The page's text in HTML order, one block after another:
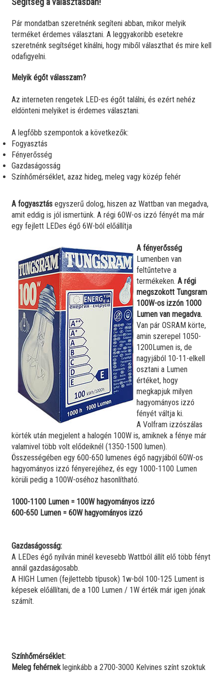
LED filament égő, OPÁL, 6,7W, 806lm,
E27, 2700K
1110 Ft db
EM443 Utolsó darabok!
24W LED UFO lámpa, falra szerelhető,
kerek, 2700K, OPTONICA LED DL2250 1
év gar.
6200 Ft db
ba
Lm
DL2250 Raktáron!
-17%
Retro LED körte égő E27 (4Watt/300°)
COG LED izzószálas, üveg búra,
meleg fehér, retro izzó OPTONICA LED
720 Ft db
E27 4W 400 Lm ~40W 100
SP1859 Raktáron!
Pár mondatban szeretnénk segíteni abban, mikor melyik
terméket érdemes választani. A leggyakoribb esetekre
szeretnénk segítséget kínálni, hogy miből választhat és mire kell
odafigyelni.
Melyik égőt válasszam?
Az interneten rengetek LED-es égőt találni, és ezért nehéz
eldönteni melyiket is érdemes választani.
A legfőbb szempontok a következők:
Fogyasztás
Fényerősség
Gazdaságosság
Színhőmérséklet, azaz hideg, meleg vagy közép fehér
A fogyasztás egyszerű dolog, hiszen az Wattban van megadva,
amit eddig is jól ismertünk. A régi 60W-os izzó fényét ma már
egy fejlett LEDes égő 6W-ból előállítja
A fényerősség
Lumenben van
feltűntetve a
termékeken. A régi
megszokott Tungsram
100W-os izzón 1000
Lumen van megadva.
Van pár OSRAM körte,
amin szerepel 1050-
1200Lumen is, de
nagyjából 10-11-elkell
osztani a Lumen
értéket, hogy
megkapjuk milyen
hagyományos izzó
fényét váltja ki.
A Volfram izzószálas
körték után megjelent a halogén 100W is, amiknek a fénye már
valamivel több volt elődeiknél (1350-1500 lumen).
Összességében egy 600-650 lumenes égő nagyjából 60W-os
hagyományos izzó fényerejéhez, és egy 1000-1100 Lumen
körüli pedig a 100W-oséhoz hasonlítható.
1000-1100 Lumen = 100W hagyományos izzó
600-650 Lumen = 60W hagyományos izzó
Gazdaságosság:
A LEDes égő nyilván minél kevesebb Wattból állít elő több fényt
annál gazdaságosabb.
A HIGH Lumen (fejlettebb típusok) 1w-ból 100-125 Lument is
képesek előállítani, de a 100 Lumen / 1W érték már igen jónak
számít.
Színhőmérséklet:
Meleg fehérnek leginkább a 2700-3000 Kelvines színt szoktuk